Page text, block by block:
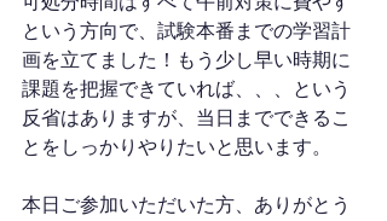
という方向で、試験本番までの学習計
画を立てました！もう少し早い時期に
課題を把握できていれば、、、という
反省はありますが、当日までできるこ
とをしっかりやりたいと思います。
本日ご参加いただいた方、ありがとう